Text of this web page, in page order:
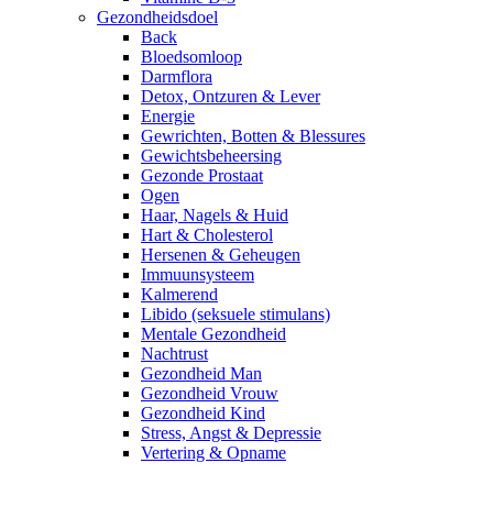
Gezondheidsdoel
Back
Bloedsomloop
Darmflora
Detox, Ontzuren & Lever
Energie
Gewrichten, Botten & Blessures
Gewichtsbeheersing
Gezonde Prostaat
Ogen
Haar, Nagels & Huid
Hart & Cholesterol
Hersenen & Geheugen
Immuunsysteem
Kalmerend
Libido (seksuele stimulans)
Mentale Gezondheid
Nachtrust
Gezondheid Man
Gezondheid Vrouw
Gezondheid Kind
Stress, Angst & Depressie
Vertering & Opname